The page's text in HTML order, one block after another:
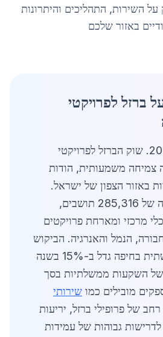
השירות, התהליכים והיתרונות
באזור שלכם
ברזל לפרויקטי
מעודכן לאפריל 2026. שוק הברזל לפרויקטי
צמיחה משמעותית, הודות
באזור הצפון של ישראל.
חיפה, עם אוכלוסייה של 285,316 תושבים,
מרכזי ומארחת פרויקטים
הנמל והאנרגיה. הביקוש
לברזל לפרויקטי תשתית בחיפה גדל ב-15% בשנה
השקעות ממשלתיות בסך
מובילים כמו שירותי
רחב של פרופילי ברזל, יריעות
גבוהות של עמידות